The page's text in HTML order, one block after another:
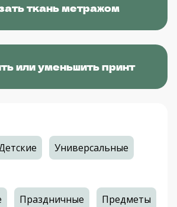
ткань метражом
или уменьшить принт
Универсальные
Праздничные Предметы